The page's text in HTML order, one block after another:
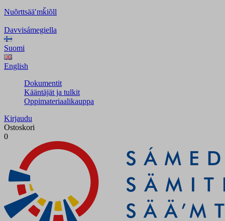
Nuõrttsääʹmǩiõll
Davvisámegiella
Suomi
English
Dokumentit
Kääntäjät ja tulkit
Oppimateriaalikauppa
Kirjaudu
Ostoskori
0